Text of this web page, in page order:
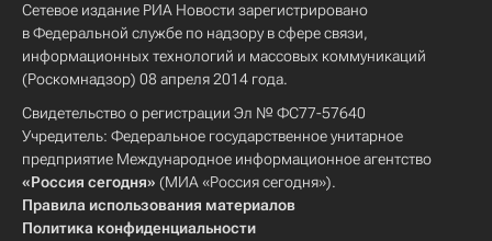
Сетевое издание РИА Новости зарегистрировано
в Федеральной службе по надзору в сфере связи,
информационных технологий и массовых коммуникаций
(Роскомнадзор) 08 апреля 2014 года.
Свидетельство о регистрации Эл № ФС77-57640
Учредитель: Федеральное государственное унитарное
предприятие Международное информационное агентство
«Россия сегодня» (МИА «Россия сегодня»).
Правила использования материалов
Политика конфиденциальности